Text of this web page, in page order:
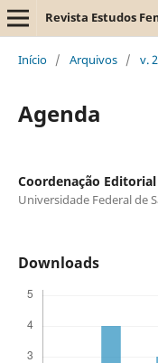
Revista Estudos
Início / Arquivos / v.
Agenda
Coordenação Editorial
Universidade Federal de
Downloads